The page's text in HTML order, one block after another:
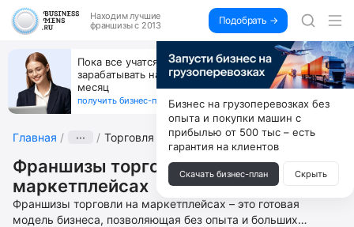
Находим лучшие
франшизы с 2013
Подобрать →
Открой студию, где не колют и не режут,
а делают массаж лица руками и в первый же
получи 4.5 млн
получить бизнес-план ↓
Главная ··· Торговля на маркетплейсах
Франшизы торговли на
маркетплейсах
Франшизы торговли на маркетплейсах – это готовая
модель бизнеса, позволяющая без опыта и больших
Бизнес на грузоперевозках без
опыта и покупки машин с
прибылью от 500 тыс – есть
гарантия на клиентов
Скачать бизнес-план Скрыть